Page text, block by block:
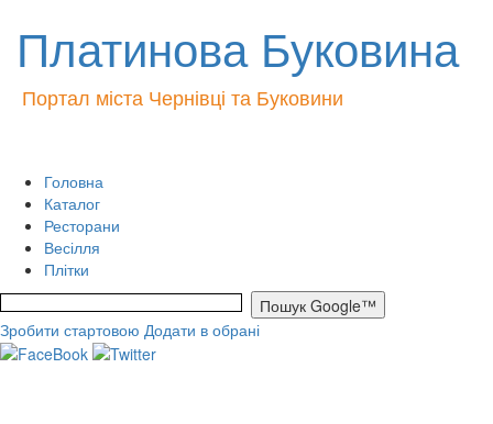
Платинова Буковина
Портал міста Чернівці та Буковини
Головна
Каталог
Ресторани
Весілля
Плітки
Зробити стартовою Додати в обрані